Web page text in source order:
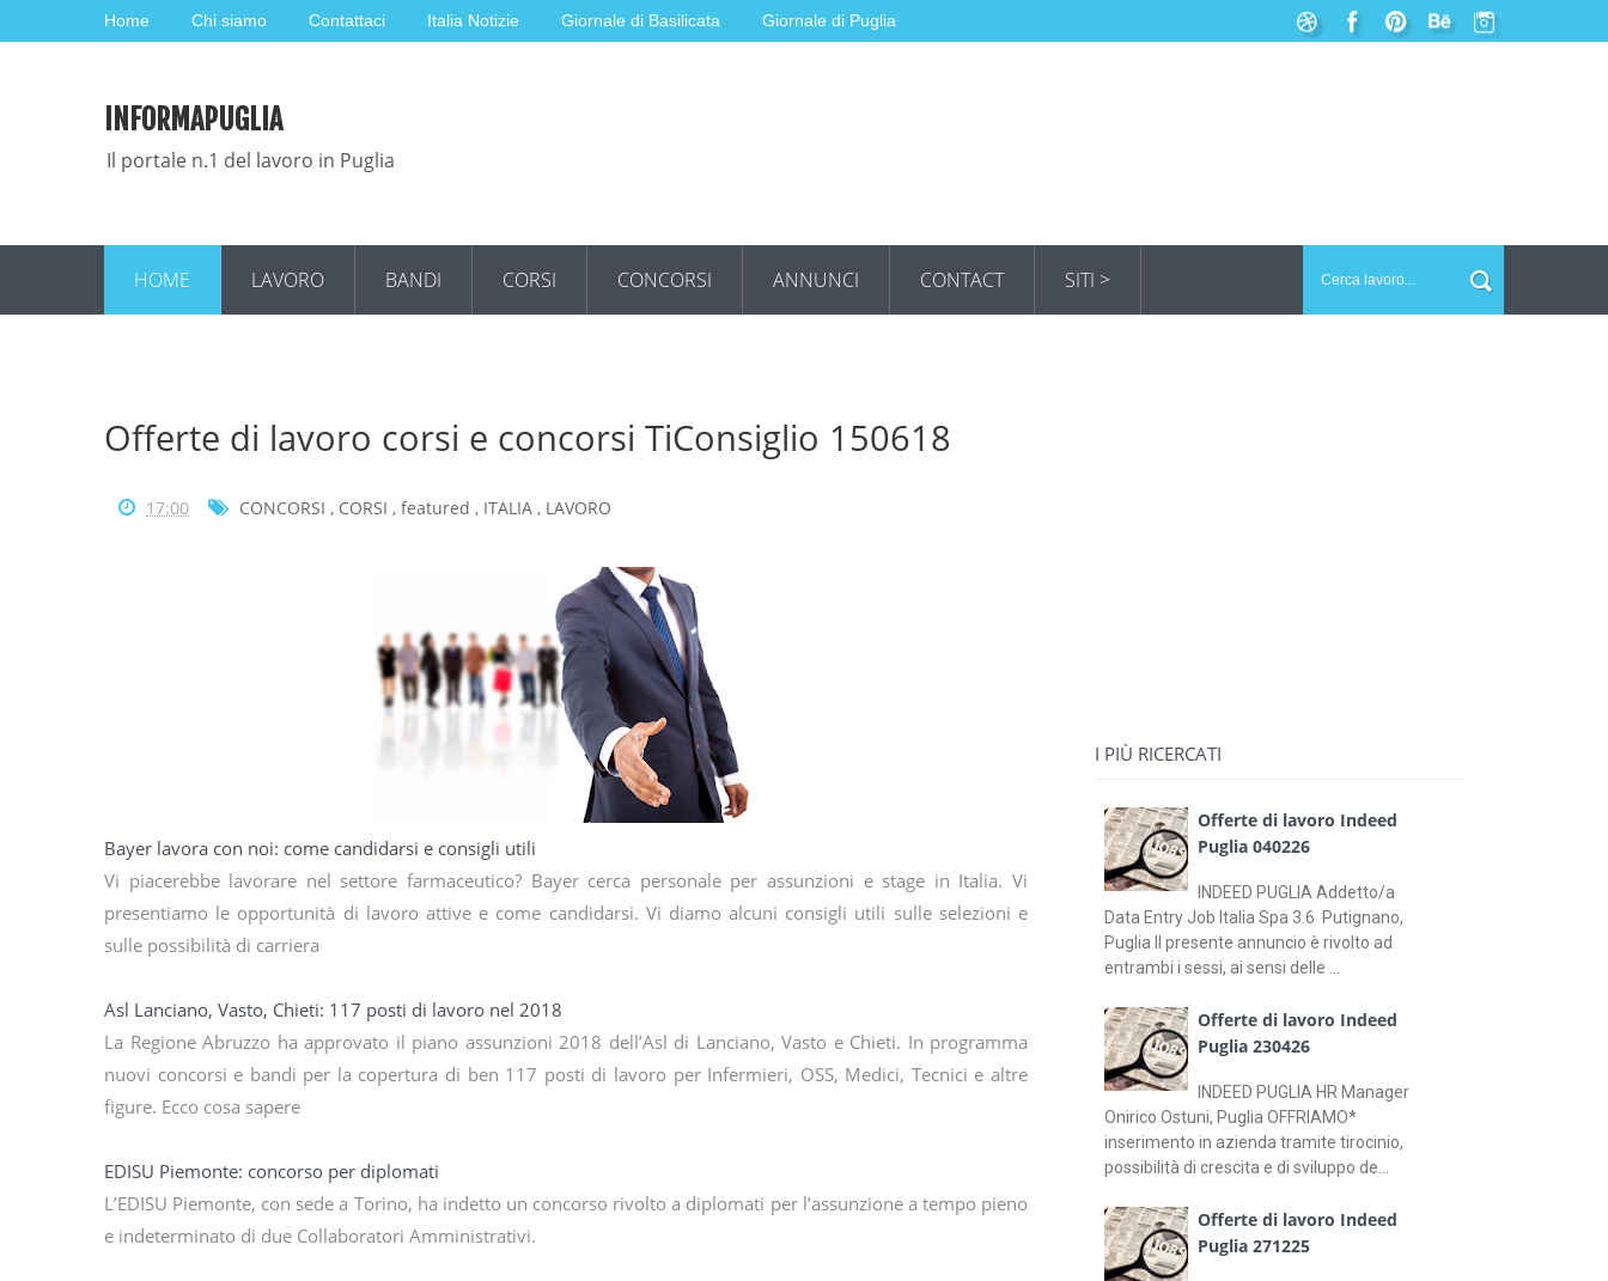
Home Chi siamo Contattaci Italia Notizie Giornale di Basilicata Giornale di Puglia
INFORMAPUGLIA
Il portale n.1 del lavoro in Puglia
HOME LAVORO BANDI CORSI CONCORSI ANNUNCI CONTACT SITI >
Offerte di lavoro corsi e concorsi TiConsiglio 150618
17:00 CONCORSI , CORSI , featured , ITALIA , LAVORO
Bayer lavora con noi: come candidarsi e consigli utili
Vi piacerebbe lavorare nel settore farmaceutico? Bayer cerca personale per assunzioni e stage in Italia. Vi
presentiamo le opportunità di lavoro attive e come candidarsi. Vi diamo alcuni consigli utili sulle selezioni e
sulle possibilità di carriera
Asl Lanciano, Vasto, Chieti: 117 posti di lavoro nel 2018
La Regione Abruzzo ha approvato il piano assunzioni 2018 dell’Asl di Lanciano, Vasto e Chieti. In programma
nuovi concorsi e bandi per la copertura di ben 117 posti di lavoro per Infermieri, OSS, Medici, Tecnici e altre
figure. Ecco cosa sapere
EDISU Piemonte: concorso per diplomati
L’EDISU Piemonte, con sede a Torino, ha indetto un concorso rivolto a diplomati per l’assunzione a tempo pieno
e indeterminato di due Collaboratori Amministrativi.
I PIÙ RICERCATI
Offerte di lavoro Indeed
Puglia 040226
INDEED PUGLIA Addetto/a
Data Entry Job Italia Spa 3.6 Putignano,
Puglia Il presente annuncio è rivolto ad
entrambi i sessi, ai sensi delle ...
Offerte di lavoro Indeed
Puglia 230426
INDEED PUGLIA HR Manager
Onirico Ostuni, Puglia OFFRIAMO*
inserimento in azienda tramite tirocinio,
possibilità di crescita e di sviluppo de...
Offerte di lavoro Indeed
Puglia 271225